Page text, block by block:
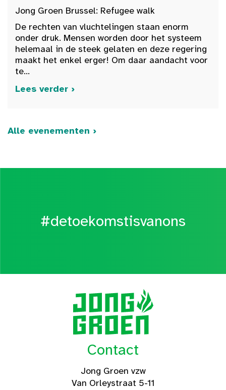
Jong Groen Brussel: Refugee walk
De rechten van vluchtelingen staan enorm
onder druk. Mensen worden door het systeem
helemaal in de steek gelaten en deze regering
maakt het enkel erger! Om daar aandacht voor
te...
Lees verder ›
Alle evenementen ›
#detoekomstisvanons
Contact
Jong Groen vzw
Van Orleystraat 5-11